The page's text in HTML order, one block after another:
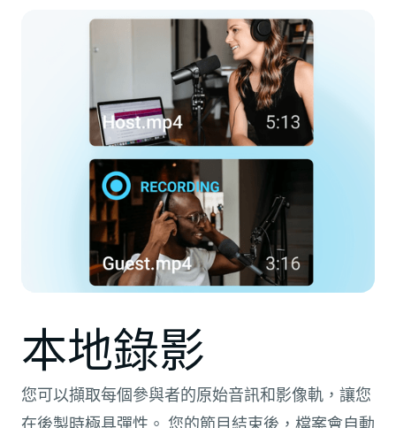
本地錄影
您可以擷取每個參與者的原始音訊和影像軌，讓您